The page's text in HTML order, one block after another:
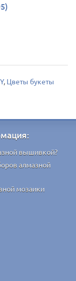
, Цветы букеты
вышивкой?
алмазной
мозаики